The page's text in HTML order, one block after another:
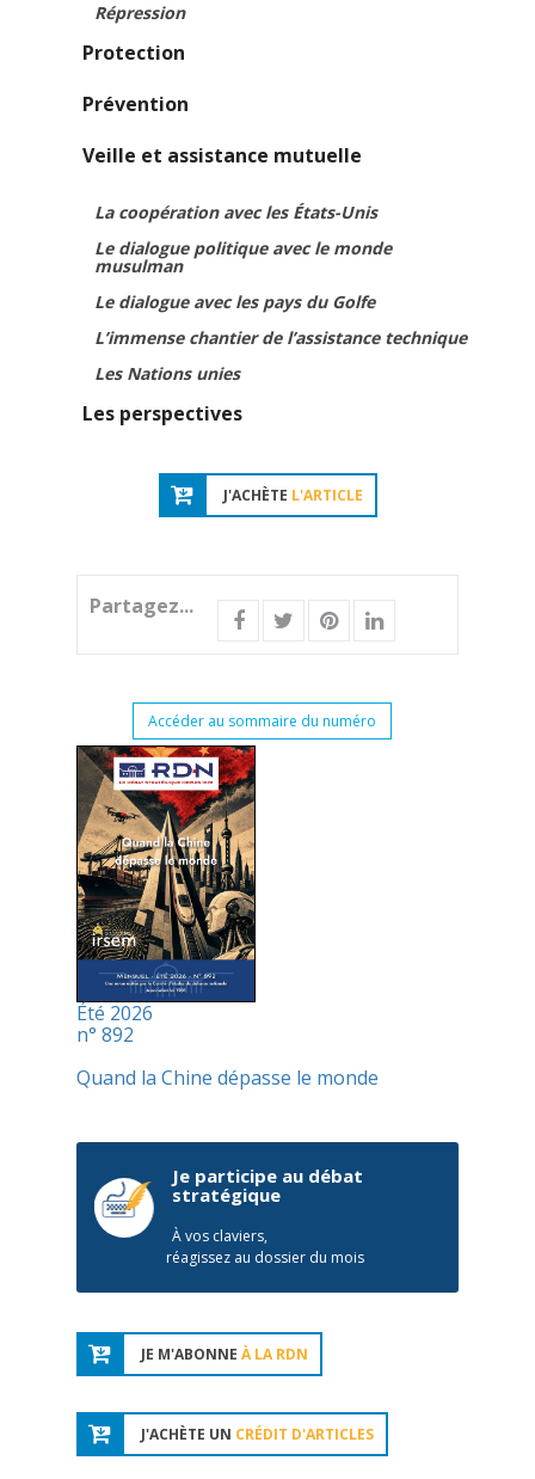
Répression
Protection
Prévention
Veille et assistance mutuelle
La coopération avec les États-Unis
Le dialogue politique avec le monde
musulman
Le dialogue avec les pays du Golfe
L’immense chantier de l’assistance technique
Les Nations unies
Les perspectives
J'ACHÈTE L'ARTICLE
Partagez...
Accéder au sommaire du numéro
Été 2026
n° 892
Quand la Chine dépasse le monde
Je participe au débat
stratégique
À vos claviers,
réagissez au dossier du mois
JE M'ABONNE À LA RDN
J'ACHÈTE UN CRÉDIT D'ARTICLES